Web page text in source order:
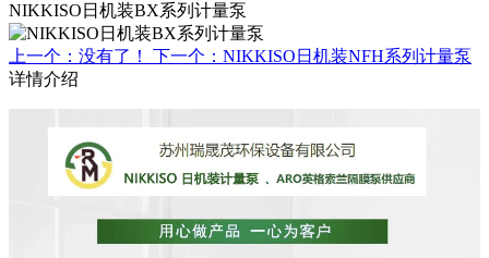
NIKKISO日机装BX系列计量泵
上一个：没有了！ 下一个：NIKKISO日机装NFH系列计量泵
详情介绍